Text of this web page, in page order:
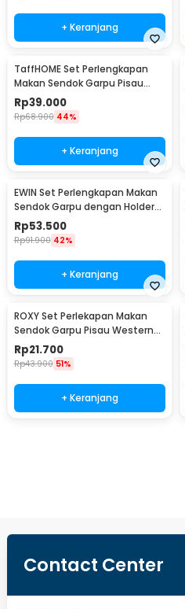
+ Keranjang
TaffHOME Set Perlengkapan
Makan Sendok Garpu Pisau
Sumpit 8 PCS - EA02300
Rp39.000
Rp68.900 44%
+ Keranjang
EWIN Set Perlengkapan Makan
Sendok Garpu dengan Holder
Angsa Swan Rack - NP311
Rp53.500
Rp91.900 42%
+ Keranjang
ROXY Set Perlekapan Makan
Sendok Garpu Pisau Western
Cutlery Set 4 PCS - C24
Rp21.700
Rp43.900 51%
+ Keranjang
Contact Center